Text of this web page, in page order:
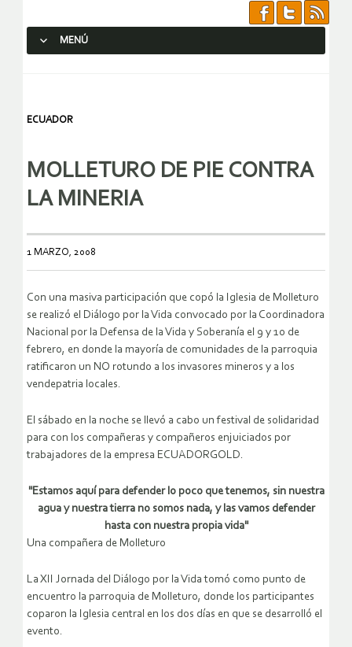
MENÚ
ECUADOR
MOLLETURO DE PIE CONTRA
LA MINERIA
1 MARZO, 2008
Con una masiva participación que copó la Iglesia de Molleturo
se realizó el Diálogo por la Vida convocado por la Coordinadora
Nacional por la Defensa de la Vida y Soberanía el 9 y 10 de
febrero, en donde la mayoría de comunidades de la parroquia
ratificaron un NO rotundo a los invasores mineros y a los
vendepatria locales.
El sábado en la noche se llevó a cabo un festival de solidaridad
para con los compañeras y compañeros enjuiciados por
trabajadores de la empresa ECUADORGOLD.
"Estamos aquí para defender lo poco que tenemos, sin nuestra
agua y nuestra tierra no somos nada, y las vamos defender
hasta con nuestra propia vida"
Una compañera de Molleturo
La XII Jornada del Diálogo por la Vida tomó como punto de
encuentro la parroquia de Molleturo, donde los participantes
coparon la Iglesia central en los dos días en que se desarrolló el
evento.